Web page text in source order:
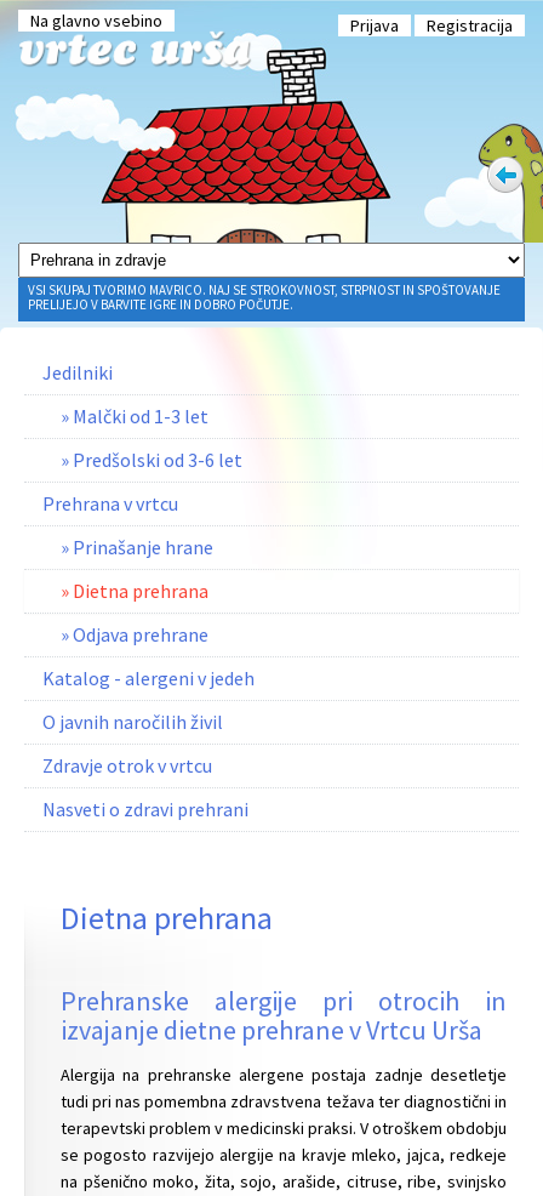
Na glavno vsebino Prijava Registracija
VSI SKUPAJ TVORIMO MAVRICO. NAJ SE STROKOVNOST, STRPNOST IN SPOŠTOVANJE
PRELIJEJO V BARVITE IGRE IN DOBRO POČUTJE.
Jedilniki
» Malčki od 1-3 let
» Predšolski od 3-6 let
Prehrana v vrtcu
» Prinašanje hrane
» Dietna prehrana
» Odjava prehrane
Katalog - alergeni v jedeh
O javnih naročilih živil
Zdravje otrok v vrtcu
Nasveti o zdravi prehrani
Dietna prehrana
Prehranske alergije pri otrocih in
izvajanje dietne prehrane v Vrtcu Urša
Alergija na prehranske alergene postaja zadnje desetletje
tudi pri nas pomembna zdravstvena težava ter diagnostični in
terapevtski problem v medicinski praksi. V otroškem obdobju
se pogosto razvijejo alergije na kravje mleko, jajca, redkeje
na pšenično moko, žita, sojo, arašide, citruse, ribe, svinjsko